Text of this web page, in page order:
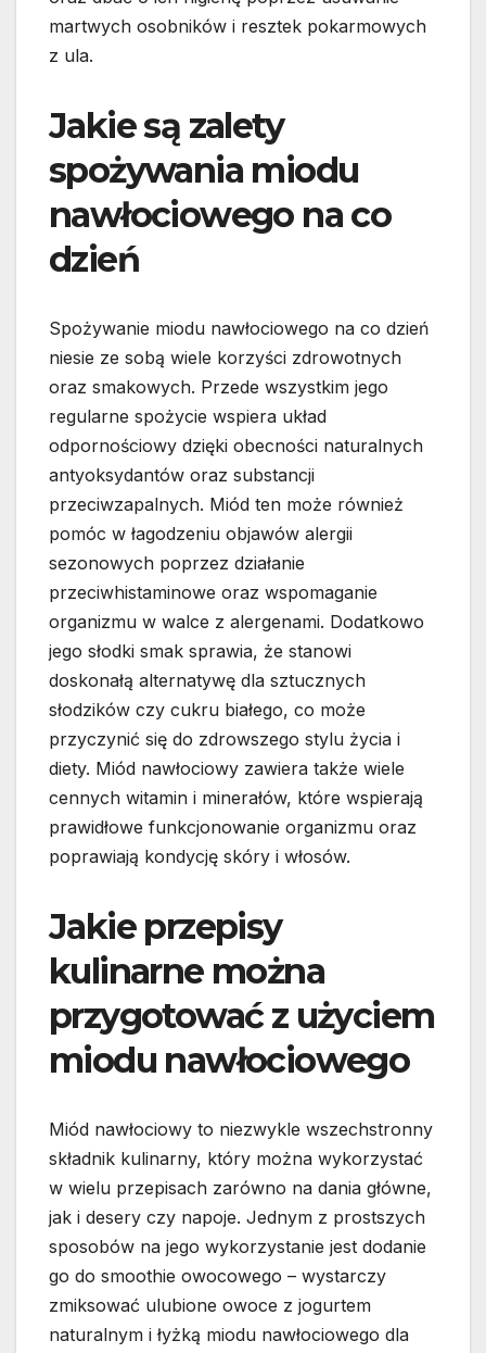
martwych osobników i resztek pokarmowych
z ula.
Jakie są zalety
spożywania miodu
nawłociowego na co
dzień
Spożywanie miodu nawłociowego na co dzień
niesie ze sobą wiele korzyści zdrowotnych
oraz smakowych. Przede wszystkim jego
regularne spożycie wspiera układ
odpornościowy dzięki obecności naturalnych
antyoksydantów oraz substancji
przeciwzapalnych. Miód ten może również
pomóc w łagodzeniu objawów alergii
sezonowych poprzez działanie
przeciwhistaminowe oraz wspomaganie
organizmu w walce z alergenami. Dodatkowo
jego słodki smak sprawia, że stanowi
doskonałą alternatywę dla sztucznych
słodzików czy cukru białego, co może
przyczynić się do zdrowszego stylu życia i
diety. Miód nawłociowy zawiera także wiele
cennych witamin i minerałów, które wspierają
prawidłowe funkcjonowanie organizmu oraz
poprawiają kondycję skóry i włosów.
Jakie przepisy
kulinarne można
przygotować z użyciem
miodu nawłociowego
Miód nawłociowy to niezwykle wszechstronny
składnik kulinarny, który można wykorzystać
w wielu przepisach zarówno na dania główne,
jak i desery czy napoje. Jednym z prostszych
sposobów na jego wykorzystanie jest dodanie
go do smoothie owocowego – wystarczy
zmiksować ulubione owoce z jogurtem
naturalnym i łyżką miodu nawłociowego dla